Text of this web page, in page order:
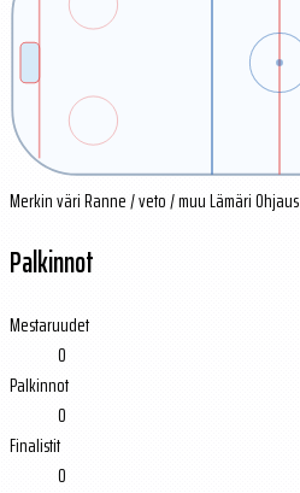
Merkin väriRanne / veto / muuLämäriOhjaus
Palkinnot
Mestaruudet
0
Palkinnot
0
Finalistit
0